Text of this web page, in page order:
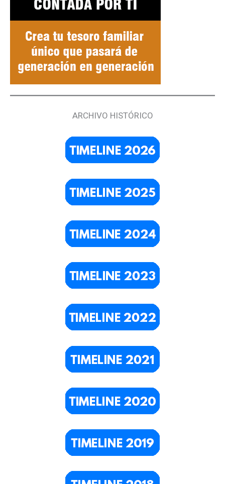
ARCHIVO HISTÓRICO